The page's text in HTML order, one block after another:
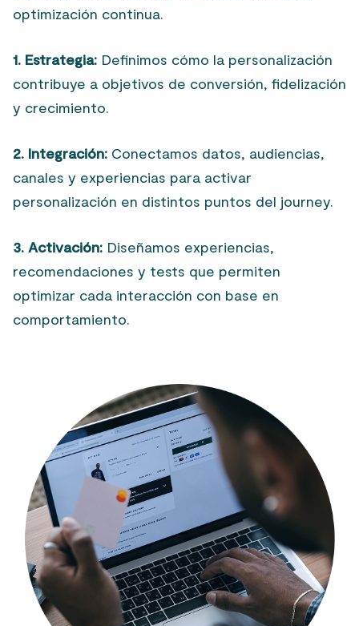
optimización continua.
1. Estrategia: Definimos cómo la personalización
contribuye a objetivos de conversión, fidelización
y crecimiento.
2. Integración: Conectamos datos, audiencias,
canales y experiencias para activar
personalización en distintos puntos del journey.
3. Activación: Diseñamos experiencias,
recomendaciones y tests que permiten
optimizar cada interacción con base en
comportamiento.